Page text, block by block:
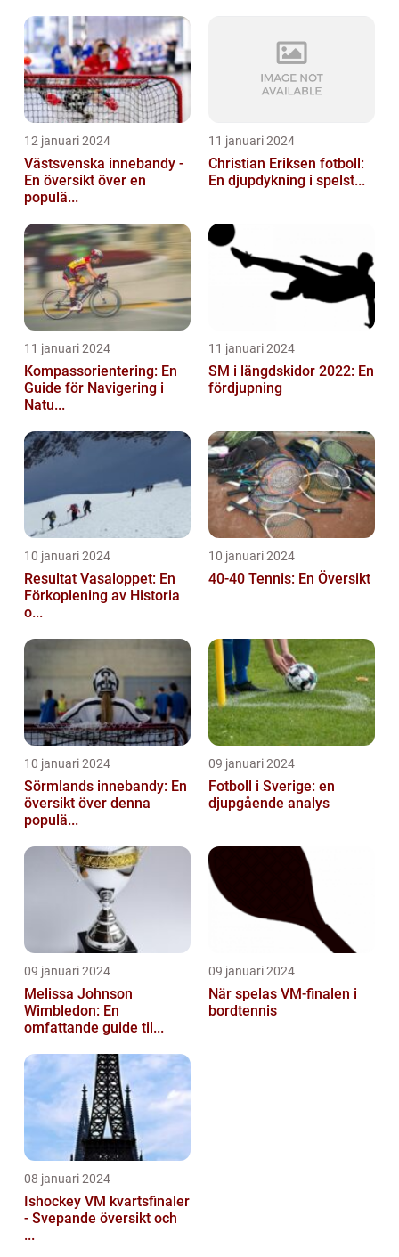
12 januari 2024
Västsvenska innebandy -
En översikt över en
populä...
11 januari 2024
Christian Eriksen fotboll:
En djupdykning i spelst...
11 januari 2024
Kompassorientering: En
Guide för Navigering i
Natu...
11 januari 2024
SM i längdskidor 2022: En
fördjupning
10 januari 2024
Resultat Vasaloppet: En
Förkoplening av Historia
o...
10 januari 2024
40-40 Tennis: En Översikt
10 januari 2024
Sörmlands innebandy: En
översikt över denna
populä...
09 januari 2024
Fotboll i Sverige: en
djupgående analys
09 januari 2024
Melissa Johnson
Wimbledon: En
omfattande guide til...
09 januari 2024
När spelas VM-finalen i
bordtennis
08 januari 2024
Ishockey VM kvartsfinaler
- Svepande översikt och
...